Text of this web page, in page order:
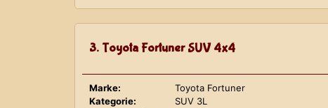
3. Toyota Fortuner SUV 4x4
Marke:
Toyota Fortuner
Kategorie:
SUV 3L